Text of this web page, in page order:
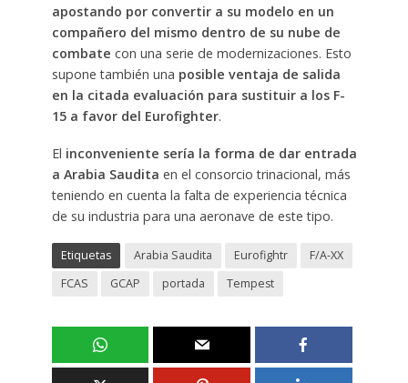
apostando por convertir a su modelo en un
compañero del mismo dentro de su nube de
combate con una serie de modernizaciones. Esto
supone también una posible ventaja de salida
en la citada evaluación para sustituir a los F-
15 a favor del Eurofighter.
El inconveniente sería la forma de dar entrada
a Arabia Saudita en el consorcio trinacional, más
teniendo en cuenta la falta de experiencia técnica
de su industria para una aeronave de este tipo.
Etiquetas Arabia Saudita Eurofightr
F/A-XX
FCAS
GCAP portada Tempest